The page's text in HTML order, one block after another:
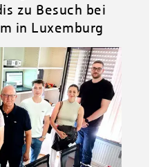
zu Besuch bei
in Luxemburg